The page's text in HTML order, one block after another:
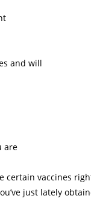
and will
are
certain vaccines
just lately